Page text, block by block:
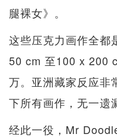
腿裸女》。
这些压克力画作全都
50 cm 至100 x 200
万。亚洲藏家反应非
下所有画作，无一遗
经此一役，Mr